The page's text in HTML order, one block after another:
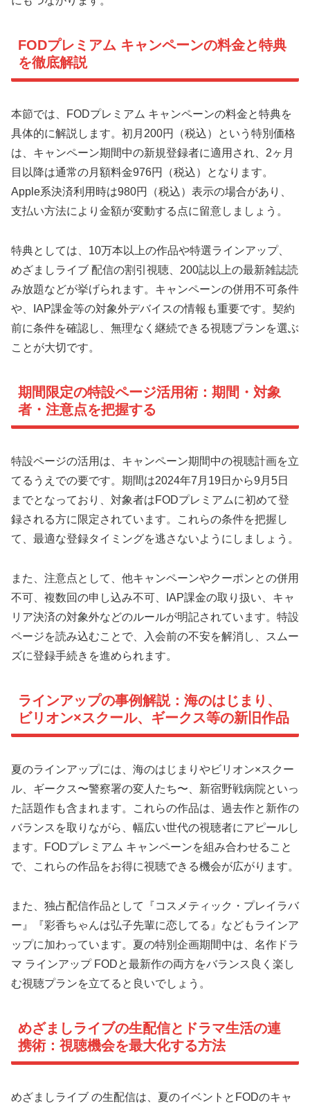
FODプレミアム キャンペーンの料金と特典
を徹底解説
本節では、FODプレミアム キャンペーンの料金と特典を
具体的に解説します。初月200円（税込）という特別価格
は、キャンペーン期間中の新規登録者に適用され、2ヶ月
目以降は通常の月額料金976円（税込）となります。
Apple系決済利用時は980円（税込）表示の場合があり、
支払い方法により金額が変動する点に留意しましょう。
特典としては、10万本以上の作品や特選ラインアップ、
めざましライブ 配信の割引視聴、200誌以上の最新雑誌読
み放題などが挙げられます。キャンペーンの併用不可条件
や、IAP課金等の対象外デバイスの情報も重要です。契約
前に条件を確認し、無理なく継続できる視聴プランを選ぶ
ことが大切です。
期間限定の特設ページ活用術：期間・対象
者・注意点を把握する
特設ページの活用は、キャンペーン期間中の視聴計画を立
てるうえでの要です。期間は2024年7月19日から9月5日
までとなっており、対象者はFODプレミアムに初めて登
録される方に限定されています。これらの条件を把握し
て、最適な登録タイミングを逃さないようにしましょう。
また、注意点として、他キャンペーンやクーポンとの併用
不可、複数回の申し込み不可、IAP課金の取り扱い、キャ
リア決済の対象外などのルールが明記されています。特設
ページを読み込むことで、入会前の不安を解消し、スムー
ズに登録手続きを進められます。
ラインアップの事例解説：海のはじまり、
ビリオン×スクール、ギークス等の新旧作品
夏のラインアップには、海のはじまりやビリオン×スクー
ル、ギークス〜警察署の変人たち〜、新宿野戦病院といっ
た話題作も含まれます。これらの作品は、過去作と新作の
バランスを取りながら、幅広い世代の視聴者にアピールし
ます。FODプレミアム キャンペーンを組み合わせること
で、これらの作品をお得に視聴できる機会が広がります。
また、独占配信作品として『コスメティック・プレイラバ
ー』『彩香ちゃんは弘子先輩に恋してる』などもラインア
ップに加わっています。夏の特別企画期間中は、名作ドラ
マ ラインアップ FODと最新作の両方をバランス良く楽し
む視聴プランを立てると良いでしょう。
めざましライブの生配信とドラマ生活の連
携術：視聴機会を最大化する方法
めざましライブ の生配信は、夏のイベントとFODのキャ